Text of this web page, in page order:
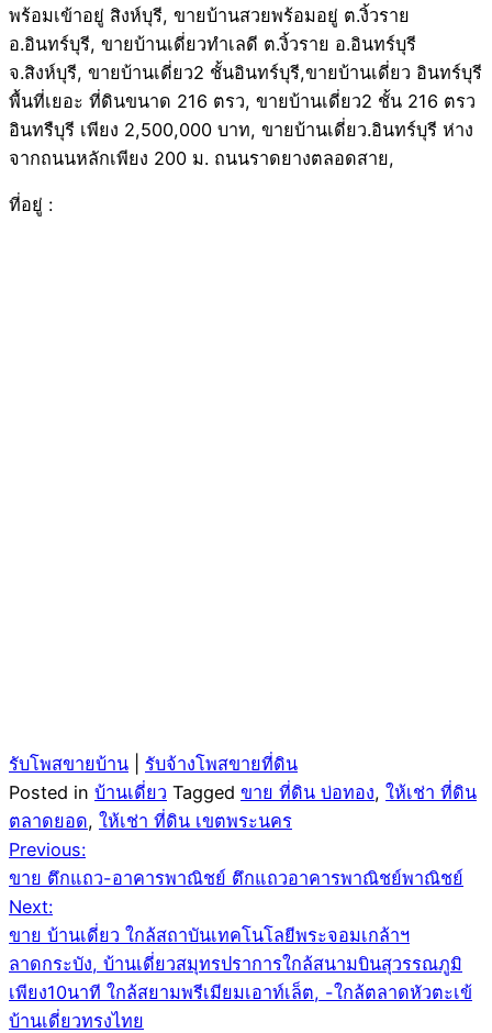
พร้อมเข้าอยู่ สิงห์บุรี, ขายบ้านสวยพร้อมอยู่ ต.งิ้วราย
อ.อินทร์บุรี, ขายบ้านเดี่ยวทำเลดี ต.งิ้วราย อ.อินทร์บุรี
จ.สิงห์บุรี, ขายบ้านเดี่ยว2 ชั้นอินทร์บุรี,ขายบ้านเดี่ยว อินทร์บุรี
พื้นที่เยอะ ที่ดินขนาด 216 ตรว, ขายบ้านเดี่ยว2 ชั้น 216 ตรว
อินทรืบุรี เพียง 2,500,000 บาท, ขายบ้านเดี่ยว.อินทร์บุรี ห่าง
จากถนนหลักเพียง 200 ม. ถนนราดยางตลอดสาย,
ที่อยู่ :
รับโพสขายบ้าน
รับจ้างโพสขายที่ดิน
Posted in บ้านเดี่ยว Tagged ขาย ที่ดิน บ่อทอง, ให้เช่า ที่ดิน
ตลาดยอด, ให้เช่า ที่ดิน เขตพระนคร
Post
navigation
Previous:
ขาย ตึกแถว-อาคารพาณิชย์ ตึกแถวอาคารพาณิชย์พาณิชย์
Next:
ขาย บ้านเดี่ยว ใกล้สถาบันเทคโนโลยีพระจอมเกล้าฯ
ลาดกระบัง, บ้านเดี่ยวสมุทรปราการใกล้สนามบินสุวรรณภูมิ
เพียง10นาที ใกล้สยามพรีเมียมเอาท์เล็ต, -ใกล้ตลาดหัวตะเข้
บ้านเดี่ยวทรงไทย